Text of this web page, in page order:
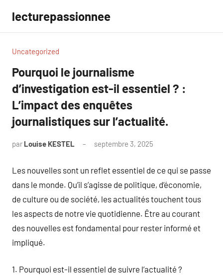
contenu
lecturepassionnee
Uncategorized
Pourquoi le journalisme
d’investigation est-il essentiel ? :
L’impact des enquêtes
journalistiques sur l’actualité.
par Louise KESTEL septembre 3, 2025
Les nouvelles sont un reflet essentiel de ce qui se passe
dans le monde. Qu’il s’agisse de politique, d’économie,
de culture ou de société, les actualités touchent tous
les aspects de notre vie quotidienne. Être au courant
des nouvelles est fondamental pour rester informé et
impliqué.
1. Pourquoi est-il essentiel de suivre l’actualité ?